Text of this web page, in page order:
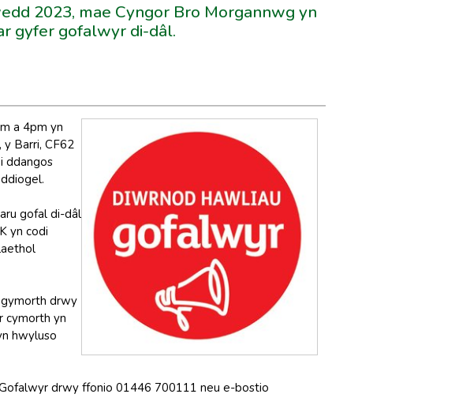
2023, mae Cyngor Bro Morgannwg yn
gyfer gofalwyr di-dâl.
a 4pm yn
y Barri, CF62
ddangos
gofal di-dâl
yn codi
drwy
cymorth yn
hwyluso
drwy ffonio 01446 700111 neu e-bostio